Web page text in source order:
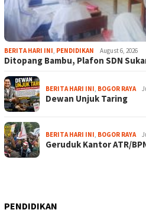
BERITA HARI INI, PENDIDIKAN August 6, 2026
Ditopang Bambu, Plafon SDN
BERITA HARI INI, BOGOR RAYA
Dewan Unjuk Taring
BERITA HARI INI, BOGOR RAYA
Geruduk Kantor ATR/
PENDIDIKAN